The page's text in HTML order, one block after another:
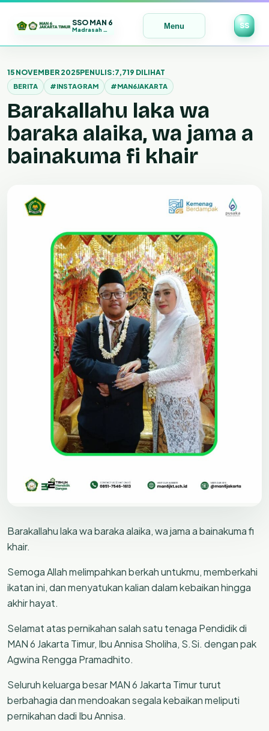
SSO MAN 6
Madrasah Maju | Bermutu | Mendunia Menu SS
ke
konten
15 NOVEMBER 2025PENULIS:7,719 DILIHAT
BERITA #INSTAGRAM #MAN6JAKARTA
Barakallahu laka wa
baraka alaika, wa jama a
bainakuma fi khair
Barakallahu laka wa baraka alaika, wa jama a bainakuma fi
khair.
Semoga Allah melimpahkan berkah untukmu, memberkahi
ikatan ini, dan menyatukan kalian dalam kebaikan hingga
akhir hayat.
Selamat atas pernikahan salah satu tenaga Pendidik di
MAN 6 Jakarta Timur, Ibu Annisa Sholiha, S.Si. dengan pak
Agwina Rengga Pramadhito.
Seluruh keluarga besar MAN 6 Jakarta Timur turut
berbahagia dan mendoakan segala kebaikan meliputi
pernikahan dadi Ibu Annisa.